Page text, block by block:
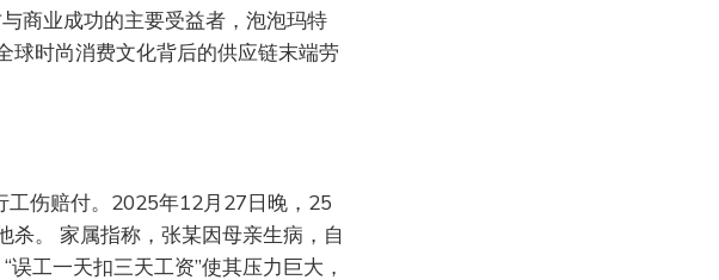
商业成功的主要受益者，泡泡玛特
球时尚消费文化背后的供应链末端劳
工伤赔付。2025年12月27日晚，25
杀。 家属指称，张某因母亲生病，自
工一天扣三天工资”使其压力巨大，